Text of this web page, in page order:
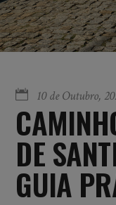
10 de Outubro,
DE
GUIA